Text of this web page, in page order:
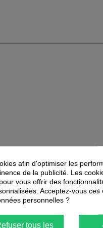
INTÉRESSER
PROMOTION
-40%
afin d'optimiser les
de la publicité. Les
vous offrir des
Acceptez-vous ces
personnelles ?
tous les